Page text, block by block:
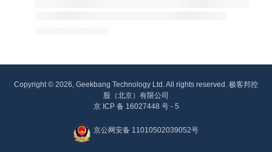
Copyright © 2026, Geekbang Technology Ltd. All rights reserved. 极客邦控
股（北京）有限公司
京 ICP 备 16027448 号 - 5
京公网安备 11010502039052号